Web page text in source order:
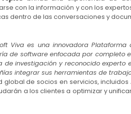
con la información y con los
dentro de las conversaciones y
Viva es una innovadora
de software enfocada por completo
de investigación y reconocido experto
integrar sus herramientas de
global de socios en servicios,
a los clientes a optimizar y